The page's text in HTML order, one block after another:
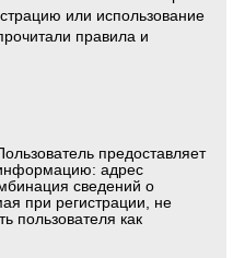
или использование
правила и
предоставляет
адрес
сведений о
при регистрации, не
пользователя как